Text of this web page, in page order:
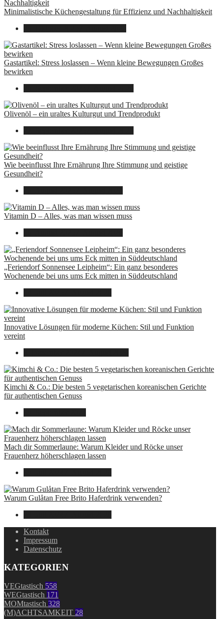
Minimalistische Küchengestaltung für Effizienz und Nachhaltigkeit
Gastartikel: Stress loslassen – Wenn kleine Bewegungen Großes
bewirken
Olivenöl – ein uraltes Kulturgut und Trendprodukt
Wie beeinflusst Ihre Ernährung Ihre Stimmung und geistige
Gesundheit?
Vitamin D – Alles, was man wissen muss
„Feriendorf Sonnensee Leipheim“: Ein ganz besonderes
Wochenende bei uns ums Eck mitten in Süddeutschland
Innovative Lösungen für moderne Küchen: Stil und Funktion
vereint
Kimchi & Co.: Die besten 5 vegetarischen koreanischen Gerichte
für authentischen Genuss
Mach dir Sommerlaune: Warum Kleider und Röcke unser
Frauenherz höherschlagen lassen
Warum Gulåtan Free Brito Haferdrink verwenden?
Kontakt
Impressum
Datenschutz
KATEGORIEN
VEGtastisch 558
WEGtastisch 171
MOMtastisch 328
(M)ACHTSAMKEIT 28